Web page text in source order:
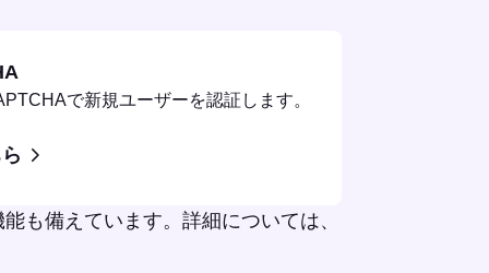
で新規ユーザーを認証します。
も備えています。詳細については、